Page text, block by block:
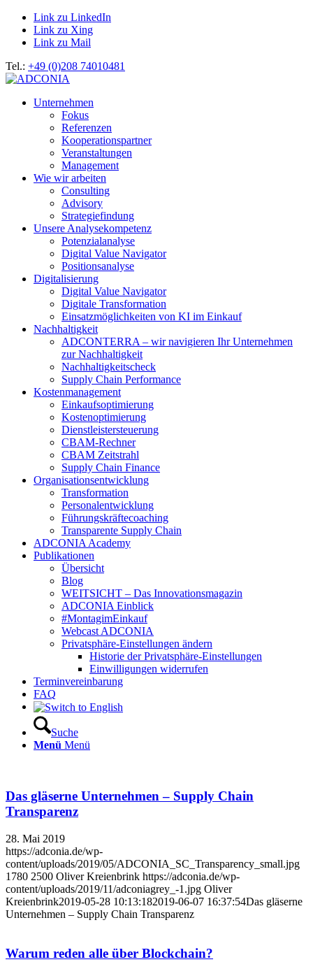
Link zu LinkedIn
Link zu Xing
Link zu Mail
Tel.: +49 (0)208 74010481
Unternehmen
Fokus
Referenzen
Kooperationspartner
Veranstaltungen
Management
Wie wir arbeiten
Consulting
Advisory
Strategiefindung
Unsere Analysekompetenz
Potenzialanalyse
Digital Value Navigator
Positionsanalyse
Digitalisierung
Digital Value Navigator
Digitale Transformation
Einsatzmöglichkeiten von KI im Einkauf
Nachhaltigkeit
ADCONTERRA – wir navigieren Ihr Unternehmen
zur Nachhaltigkeit
Nachhaltigkeitscheck
Supply Chain Performance
Kostenmanagement
Einkaufsoptimierung
Kostenoptimierung
Dienstleistersteuerung
CBAM-Rechner
CBAM Zeitstrahl
Supply Chain Finance
Organisationsentwicklung
Transformation
Personalentwicklung
Führungskräftecoaching
Transparente Supply Chain
ADCONIA Academy
Publikationen
Übersicht
Blog
WEITSICHT – Das Innovationsmagazin
ADCONIA Einblick
#MontagimEinkauf
Webcast ADCONIA
Privatsphäre-Einstellungen ändern
Historie der Privatsphäre-Einstellungen
Einwilligungen widerrufen
Terminvereinbarung
FAQ
Suche
Menü Menü
Das gläserne Unternehmen – Supply Chain
Transparenz
28. Mai 2019
https://adconia.de/wp-
content/uploads/2019/05/ADCONIA_SC_Transparency_small.jpg
1780 2500 Oliver Kreienbrink https://adconia.de/wp-
content/uploads/2019/11/adconiagrey_-1.jpg Oliver
Kreienbrink2019-05-28 10:13:182019-06-07 16:37:54Das gläserne
Unternehmen – Supply Chain Transparenz
Warum reden alle über Blockchain?